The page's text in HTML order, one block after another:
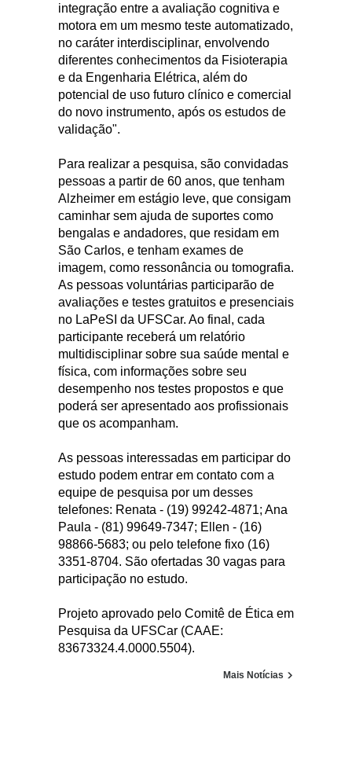
integração entre a avaliação cognitiva e
motora em um mesmo teste automatizado,
no caráter interdisciplinar, envolvendo
diferentes conhecimentos da Fisioterapia
e da Engenharia Elétrica, além do
potencial de uso futuro clínico e comercial
do novo instrumento, após os estudos de
validação".
Para realizar a pesquisa, são convidadas
pessoas a partir de 60 anos, que tenham
Alzheimer em estágio leve, que consigam
caminhar sem ajuda de suportes como
bengalas e andadores, que residam em
São Carlos, e tenham exames de
imagem, como ressonância ou tomografia.
As pessoas voluntárias participarão de
avaliações e testes gratuitos e presenciais
no LaPeSI da UFSCar. Ao final, cada
participante receberá um relatório
multidisciplinar sobre sua saúde mental e
física, com informações sobre seu
desempenho nos testes propostos e que
poderá ser apresentado aos profissionais
que os acompanham.
As pessoas interessadas em participar do
estudo podem entrar em contato com a
equipe de pesquisa por um desses
telefones: Renata - (19) 99242-4871; Ana
Paula - (81) 99649-7347; Ellen - (16)
98866-5683; ou pelo telefone fixo (16)
3351-8704. São ofertadas 30 vagas para
participação no estudo.
Projeto aprovado pelo Comitê de Ética em
Pesquisa da UFSCar (CAAE:
83673324.4.0000.5504).
Mais Notícias